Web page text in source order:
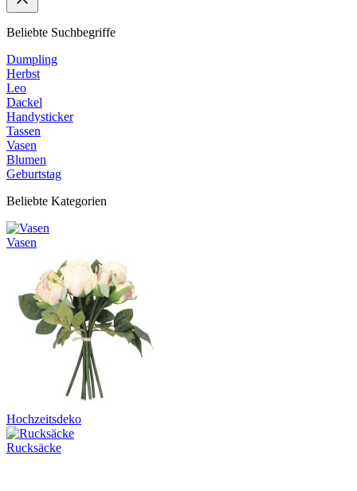
Beliebte Suchbegriffe
Dumpling
Herbst
Leo
Dackel
Handysticker
Tassen
Vasen
Blumen
Geburtstag
Beliebte Kategorien
Vasen
Hochzeitsdeko
Rucksäcke